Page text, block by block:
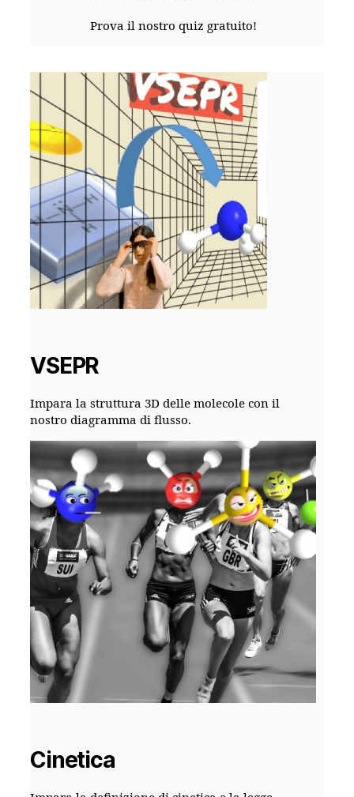
Prova il nostro quiz gratuito!
VSEPR
Impara la struttura 3D delle molecole con il
nostro diagramma di flusso.
Cinetica